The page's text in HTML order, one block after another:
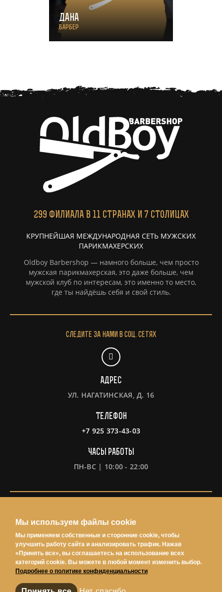
Дана
Барбер
299 ФИЛИАЛАВ 11 СТРАНАХ И 7 СТОЛИЦАХ
КРУПНЕЙШАЯ МЕЖДУНАРОДНАЯ СЕТЬ МУЖСКИХ
ПАРИКМАХЕРСКИХ
Oldboy Barbershop — намного больше, чем просто
мужская парикмахерская, это даже больше, чем
мужской клуб по интересам, это именно то место,
где ты найдёшь себя и свой стиль.
Следите за нами в соц. сетях
Адрес
УЛ. НАГАТИНСКАЯ, Д. 16
Телефон
+7 925 373-43-03
Часы работы
ПН-ВС | 10:00 - 22:00
Политка конфиденциальности
Условия использования
Согласие на обработку персональных данных
Мы используем файлы cookie
Мы применяем собственные и сторонние cookie, чтобы
улучшить работу сайта и анализировать трафик. Нажав
«Принять все», вы соглашаетесь на использование всех
категорий cookie. Вы можете в любой момент изменить выбор.
Подробнее о политике конфиденциальности